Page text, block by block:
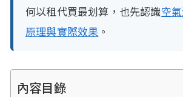
何以租代買最划算，也先認識空
原理與實際效果 。
內容目錄